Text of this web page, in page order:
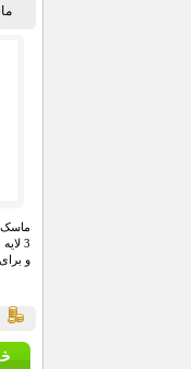
ماسک
3
و